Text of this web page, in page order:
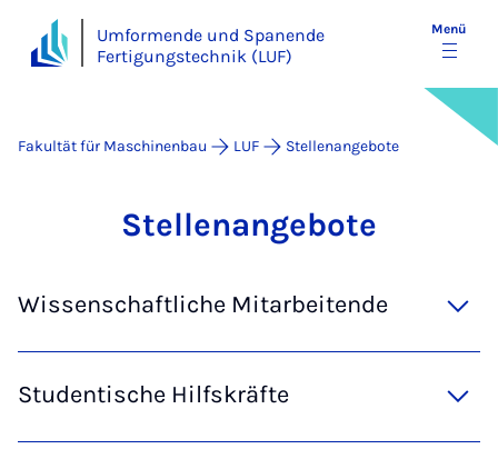
Umformende und Spanende
Fertigungstechnik (LUF)
Menü
Fakultät für Maschinenbau LUF Stel­len­an­ge­bo­te
Stel­len­an­ge­bo­te
Wissenschaftliche Mitarbeitende
Studentische Hilfskräfte